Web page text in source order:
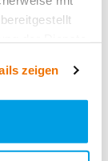
zeigen